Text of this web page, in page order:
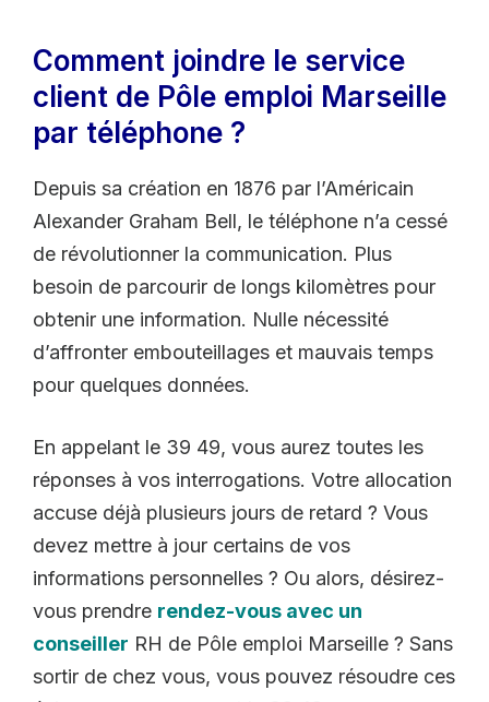
Comment joindre le service
client de Pôle emploi Marseille
par téléphone ?
Depuis sa création en 1876 par l’Américain
Alexander Graham Bell, le téléphone n’a cessé
de révolutionner la communication. Plus
besoin de parcourir de longs kilomètres pour
obtenir une information. Nulle nécessité
d’affronter embouteillages et mauvais temps
pour quelques données.
En appelant le 39 49, vous aurez toutes les
réponses à vos interrogations. Votre allocation
accuse déjà plusieurs jours de retard ? Vous
devez mettre à jour certains de vos
informations personnelles ? Ou alors, désirez-
vous prendre rendez-vous avec un
conseiller RH de Pôle emploi Marseille ? Sans
sortir de chez vous, vous pouvez résoudre ces